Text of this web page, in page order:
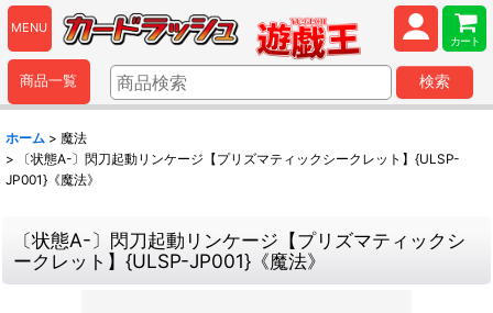
MENU
カート
商品一覧 検索
ホーム > 魔法
>
〔状態A-〕閃刀起動リンケージ【プリズマティックシークレット】{ULSP-
JP001}《魔法》
〔状態A-〕閃刀起動リンケージ【プリズマティックシ
ークレット】{ULSP-JP001}《魔法》